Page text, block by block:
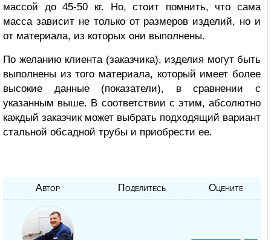
массой до 45-50 кг. Но, стоит помнить, что сама
масса зависит не только от размеров изделий, но и
от материала, из которых они выполнены.
По желанию клиента (заказчика), изделия могут быть
выполнены из того материала, который имеет более
высокие данные (показатели), в сравнении с
указанным выше. В соответствии с этим, абсолютно
каждый заказчик может выбрать подходящий вариант
стальной обсадной трубы и приобрести ее.
Автор Поделитесь Оцените